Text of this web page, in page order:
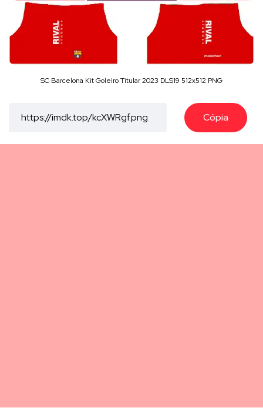
SC Barcelona Kit Goleiro Titular 2023 DLS19 512x512 PNG
Cópia